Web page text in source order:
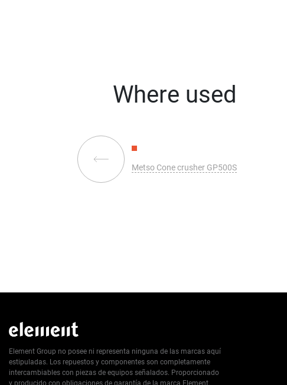
Where used
Metso Cone crusher GP500S
Element Group no posee ni representa ninguna de las marcas aquí
estipuladas. Los repuestos y componentes son completamente
intercambiables con piezas de equipos señalados. Proporcionado